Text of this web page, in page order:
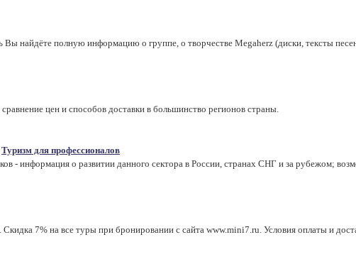
найдёте полную информацию о группе, о творчестве Megaherz (диски, тексты
цен и способов доставки в большинство регионов страны.
Туризм для профессионалов
- информация о развитии данного сектора в России, странах СНГ и за рубежом;
7% на все туры при бронировании с сайта www.mini7.ru. Условия оплаты и